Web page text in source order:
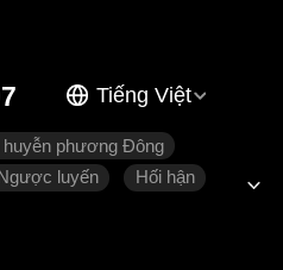
Tiếng Việt
huyễn phương Đông
Ngược luyến
Hối hận